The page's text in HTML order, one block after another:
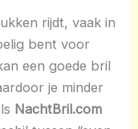
rijdt, vaak in
bent voor
een goede bril
je minder
NachtBril.com